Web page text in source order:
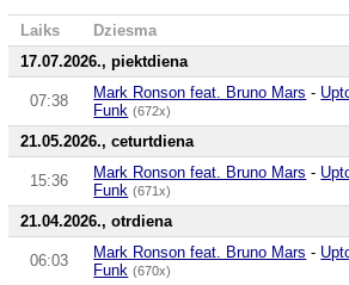
Laiks
Dziesma
17.07.2026., piektdiena
07:38 Mark Ronson feat. Bruno Mars -
Funk (672x)
21.05.2026., ceturtdiena
15:36 Mark Ronson feat. Bruno Mars -
Funk (671x)
21.04.2026., otrdiena
06:03 Mark Ronson feat. Bruno Mars -
Funk (670x)